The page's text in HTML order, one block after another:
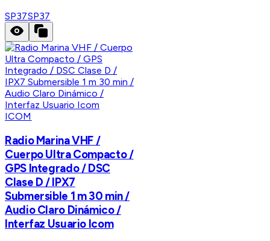
SP37SP37
ICOM
Radio Marina VHF /
Cuerpo Ultra Compacto /
GPS Integrado / DSC
Clase D / IPX7
Submersible 1 m 30 min /
Audio Claro Dinámico /
Interfaz Usuario Icom